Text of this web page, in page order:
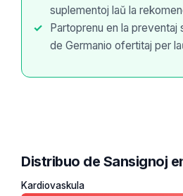
suplementoj laŭ la
Partoprenu en la preventaj
de Germanio ofertitaj per
Distribuo de Sansignoj
Kardiovaskula
Tiếng Việt
Tagalog
አማርኛ
Українська
O‘zbekcha